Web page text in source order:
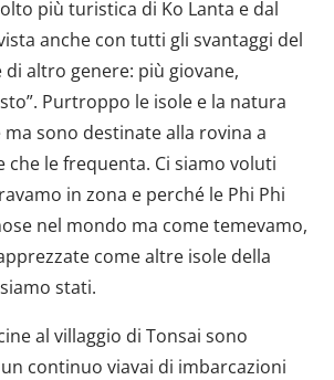
più turistica di Ko Lanta e dal
anche con tutti gli svantaggi del
di altro genere: più giovane,
Purtroppo le isole e la natura
sono destinate alla rovina a
che le frequenta. Ci siamo voluti
in zona e perché le Phi Phi
nel mondo ma come temevamo,
come altre isole della
stati.
al villaggio di Tonsai sono
continuo viavai di imbarcazioni